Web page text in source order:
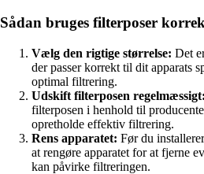
Sådan bruges filterposer
Vælg den rigtige størrelse: Det
der passer korrekt til dit apparats
optimal filtrering.
Udskift filterposen regelmæssigt:
filterposen i henhold til
opretholde effektiv filtrering.
Rens apparatet: Før du
at rengøre apparatet for at fjerne
kan påvirke filtreringen.